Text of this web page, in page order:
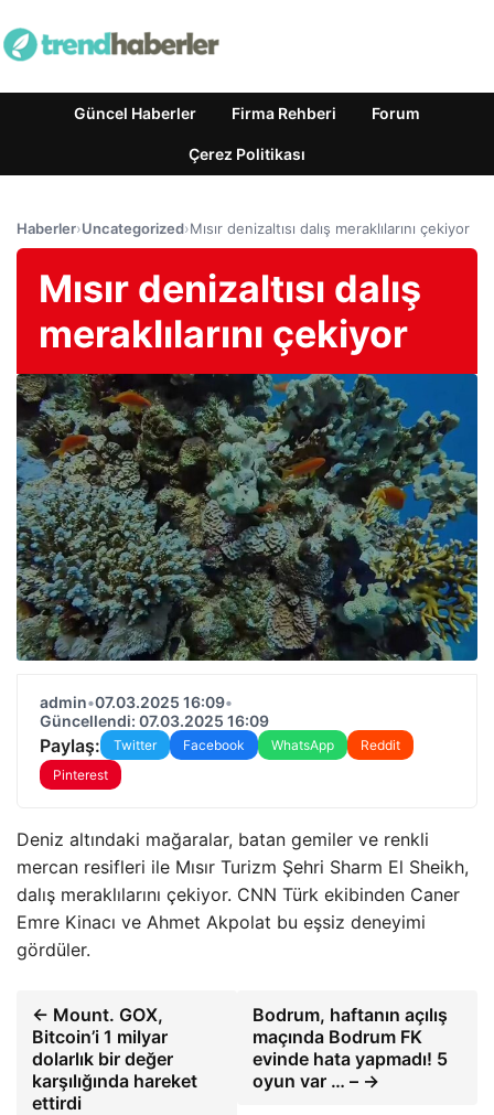
Güncel Haberler Firma Rehberi Forum
Çerez Politikası
Haberler›Uncategorized›Mısır denizaltısı dalış meraklılarını çekiyor
Mısır denizaltısı dalış
meraklılarını çekiyor
admin•07.03.2025 16:09•
Güncellendi: 07.03.2025 16:09
Paylaş: Twitter Facebook WhatsApp
Reddit
Pinterest
Deniz altındaki mağaralar, batan gemiler ve renkli
mercan resifleri ile Mısır Turizm Şehri Sharm El Sheikh,
dalış meraklılarını çekiyor. CNN Türk ekibinden Caner
Emre Kinacı ve Ahmet Akpolat bu eşsiz deneyimi
gördüler.
← Mount. GOX,
Bitcoin’i 1 milyar
dolarlık bir değer
karşılığında hareket
ettirdi
Bodrum, haftanın açılış
maçında Bodrum FK
evinde hata yapmadı! 5
oyun var … – →